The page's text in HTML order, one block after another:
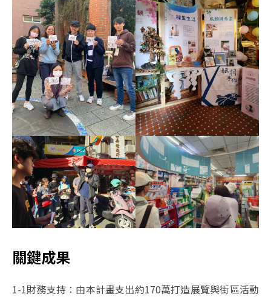
關鍵成果
1-1財務支持：由本計畫支出約170萬打造展覽與街區活動